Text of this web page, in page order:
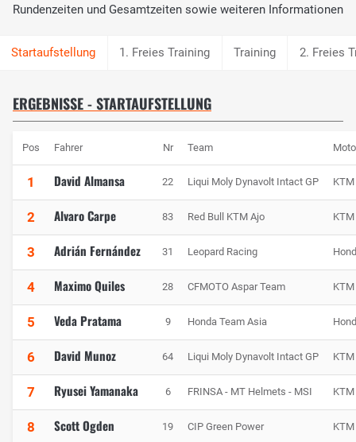
Rundenzeiten und Gesamtzeiten sowie weiteren Informationen
1. Freies Training Training 2. Freies
ERGEBNISSE - STARTAUFSTELLUNG
Pos Fahrer Nr Team
1 David Almansa 22 Liqui Moly Dynavolt Intact GP KTM
2 Alvaro Carpe 83 Red Bull KTM Ajo KTM
3 Adrián Fernández 31 Leopard Racing
4 Maximo Quiles 28 CFMOTO Aspar Team KTM
5 Veda Pratama 9 Honda Team Asia
6 David Munoz 64 Liqui Moly Dynavolt Intact GP KTM
7 Ryusei Yamanaka 6 FRINSA - MT Helmets - MSI KTM
8 Scott Ogden 19 CIP Green Power KTM